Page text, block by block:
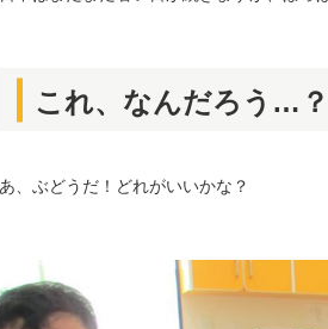
これ、なんだろう…？
あ、ぶどうだ！どれがいいかな？